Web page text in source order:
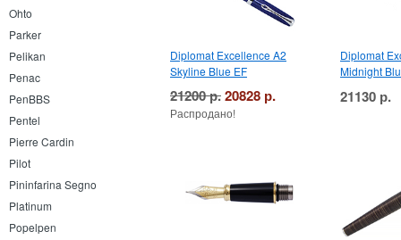
Ohto
Parker
Pelikan
Penac
PenBBS
Pentel
Pierre Cardin
Pilot
Pininfarina Segno
Platinum
Popelpen
Diplomat Excellence A2
Skyline Blue EF
21200 р.20828 р.
Распродано!
Diplomat
Midnight
21130 р.